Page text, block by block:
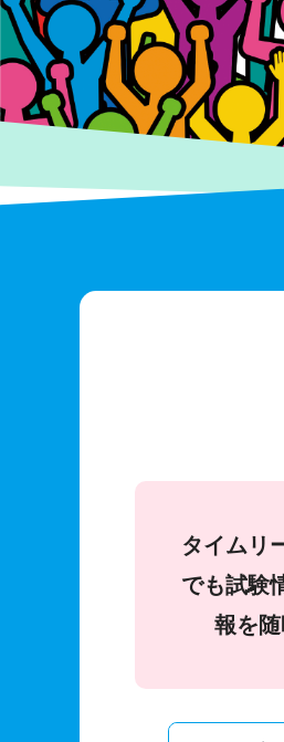
タイムリ
でも試験
報を随